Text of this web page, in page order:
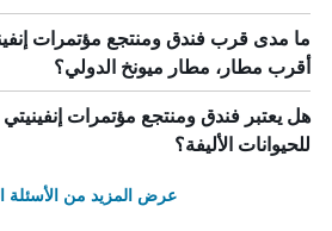
ما مدى قرب فندق ومنتجع مؤتمرات
أقرب مطار، مطار ميونخ الدولي؟
هل يعتبر فندق ومنتجع مؤتمرات
للحيوانات الأليفة؟
عرض المزيد من الأسئلة